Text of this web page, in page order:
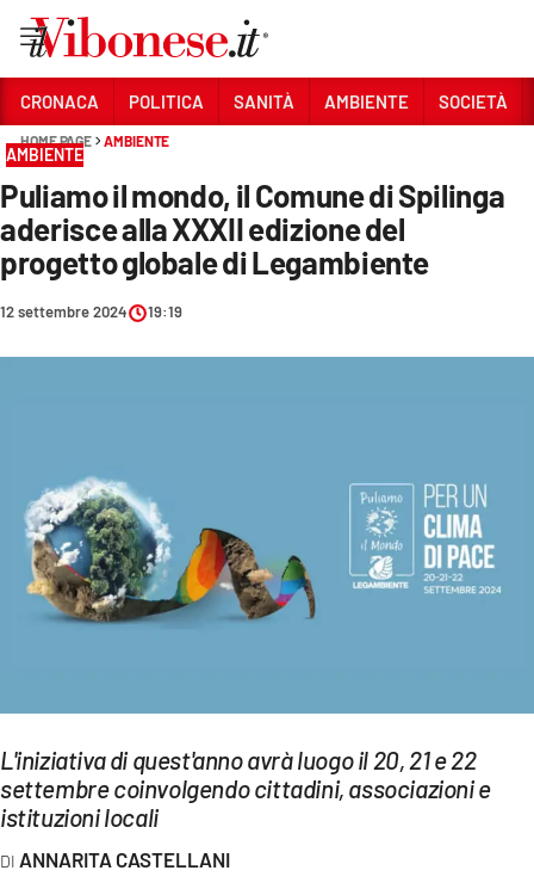
Sezioni
CRONACA
POLITICA
ECONOMIA E LAVORO
EVENTI
SPORT
LAC TV
LAC NETWORK
LAC ONAIR
CRONACA POLITICA SANITÀ AMBIENTE SOCIETÀ
HOME PAGE AMBIENTE
AMBIENTE
Puliamo il mondo, il Comune di Spilinga
aderisce alla XXXII edizione del
progetto globale di Legambiente
12 settembre 2024 19:19
L'iniziativa di quest'anno avrà luogo il 20, 21 e 22
settembre coinvolgendo cittadini, associazioni e
istituzioni locali
ANNARITA CASTELLANI